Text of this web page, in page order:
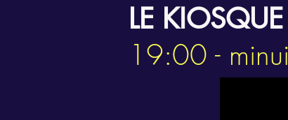
LE
19:00 -